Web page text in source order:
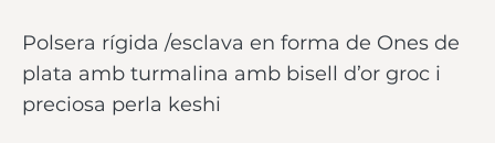
Polsera rígida /esclava en forma de Ones de
plata amb turmalina amb bisell d’or groc i
preciosa perla keshi